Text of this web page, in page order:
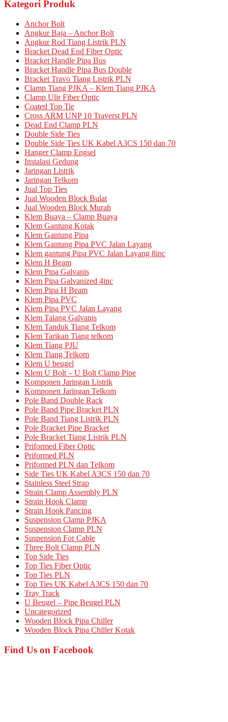
Kategori Produk
Anchor Bolt
Angkur Baja – Anchor Bolt
Angkur Rod Tiang Listrik PLN
Bracket Dead End Fiber Optic
Bracket Handle Pipa Bus
Bracket Handle Pipa Bus Double
Bracket Travo Tiang Listrik PLN
Clamp Tiang PJKA – Klem Tiang PJKA
Clamp Ulir Fiber Optic
Coated Top Tie
Cross ARM UNP 10 Traverst PLN
Dead End Clamp PLN
Double Side Ties
Double Side Ties UK Kabel A3CS 150 dan 70
Hanger Clamp Engsel
Instalasi Gedung
Jaringan Listrik
Jaringan Telkom
Jual Top Ties
Jual Wooden Block Bulat
Jual Wooden Block Murah
Klem Buaya – Clamp Buaya
Klem Gantung Kotak
Klem Gantung Pipa
Klem Gantung Pipa PVC Jalan Layang
Klem gantung Pipa PVC Jalan Layang 8inc
Klem H Beam
Klem Pipa Galvanis
Klem Pipa Galvanized 4inc
Klem Pipa H Beam
Klem Pipa PVC
Klem Pipa PVC Jalan Layang
Klem Talang Galvanis
Klem Tanduk Tiang Telkom
Klem Tarikan Tiang telkom
Klem Tiang PJU
Klem Tiang Telkom
Klem U beugel
Klem U Bolt – U Bolt Clamp Pipe
Komponen Jaringan Listrik
Komponen Jaringan Telkom
Pole Band Double Rack
Pole Band Pipe Bracket PLN
Pole Band Tiang Listrik PLN
Pole Bracket Pipe Bracket
Pole Bracket Tiang Listrik PLN
Priformed Fiber Optic
Priformed PLN
Priformed PLN dan Telkom
Side Ties UK Kabel A3CS 150 dan 70
Stainless Steel Strap
Strain Clamp Assembly PLN
Strain Hook Clamp
Strain Hook Pancing
Suspension Clamp PJKA
Suspension Clamp PLN
Suspension For Cable
Three Bolt Clamp PLN
Top Side Ties
Top Ties Fiber Optic
Top Ties PLN
Top Ties UK Kabel A3CS 150 dan 70
Tray Track
U Beugel – Pipe Beugel PLN
Uncategorized
Wooden Block Pipa Chiller
Wooden Block Pipa Chiller Kotak
Find Us on Facebook